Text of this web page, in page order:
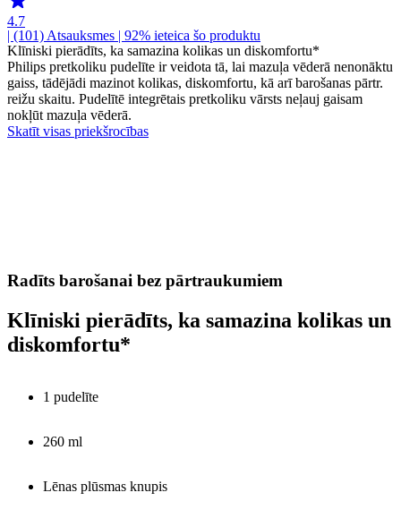
4.7
| (101) Atsauksmes | 92% ieteica šo produktu
Klīniski pierādīts, ka samazina kolikas un diskomfortu*
Philips pretkoliku pudelīte ir veidota tā, lai mazuļa vēderā nenonāktu
gaiss, tādējādi mazinot kolikas, diskomfortu, kā arī barošanas pārtr.
reižu skaitu. Pudelītē integrētais pretkoliku vārsts neļauj gaisam
nokļūt mazuļa vēderā.
Skatīt visas priekšrocības
Radīts barošanai bez pārtraukumiem
Klīniski pierādīts, ka samazina kolikas un
diskomfortu*
1 pudelīte
260 ml
Lēnas plūsmas knupis